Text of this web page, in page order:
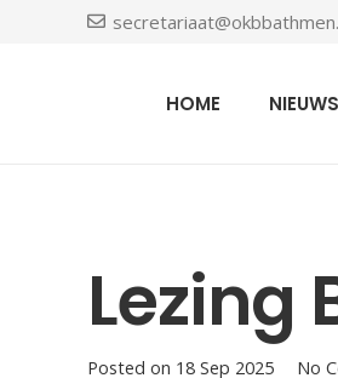
HOME NIEUWS
Lezing
Posted on 18 Sep 2025 No